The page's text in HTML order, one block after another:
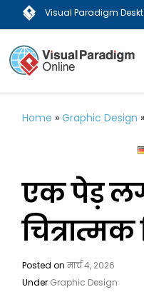
Visual Paradigm
Home »Graphic Design
एक पेड़
चित्रात्मक
Posted onमार्च 4, 2026
Under Graphic Design